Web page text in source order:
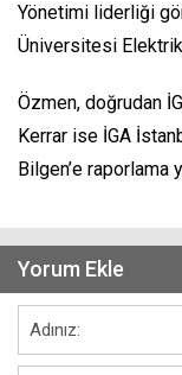
Yönetimi liderliği
Üniversitesi
Özmen, doğrudan
Kerrar ise İGA
Bilgen’e raporlama
Yorum Ekle